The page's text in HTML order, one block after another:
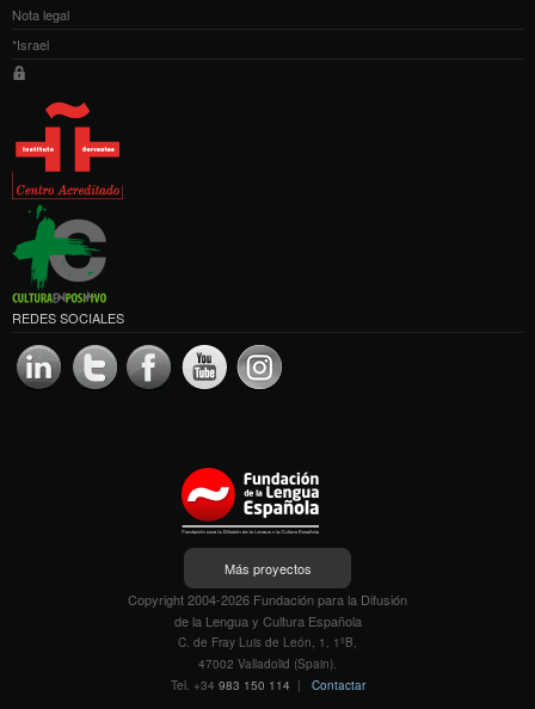
Nota legal
*Israel
REDES SOCIALES
Más proyectos
Copyright 2004-2026 Fundación para la Difusión
de la Lengua y Cultura Española
C. de Fray Luis de León, 1, 1ºB,
47002 Valladolid (Spain).
Tel. +34 983 150 114 | Contactar